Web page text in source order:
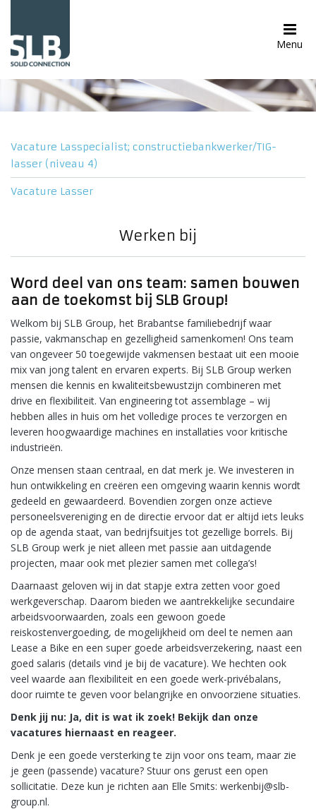
Vacature Lasspecialist; constructiebankwerker/TIG-
lasser (niveau 4)
Vacature Lasser
Werken bij
Word deel van ons team: samen bouwen
aan de toekomst bij SLB Group!
Welkom bij SLB Group, het Brabantse familiebedrijf waar
passie, vakmanschap en gezelligheid samenkomen! Ons team
van ongeveer 50 toegewijde vakmensen bestaat uit een mooie
mix van jong talent en ervaren experts. Bij SLB Group werken
mensen die kennis en kwaliteitsbewustzijn combineren met
drive en flexibiliteit. Van engineering tot assemblage – wij
hebben alles in huis om het volledige proces te verzorgen en
leveren hoogwaardige machines en installaties voor kritische
industrieën.
Onze mensen staan centraal, en dat merk je. We investeren in
hun ontwikkeling en creëren een omgeving waarin kennis wordt
gedeeld en gewaardeerd. Bovendien zorgen onze actieve
personeelsvereniging en de directie ervoor dat er altijd iets leuks
op de agenda staat, van bedrijfsuitjes tot gezellige borrels. Bij
SLB Group werk je niet alleen met passie aan uitdagende
projecten, maar ook met plezier samen met collega’s!
Daarnaast geloven wij in dat stapje extra zetten voor goed
werkgeverschap. Daarom bieden we aantrekkelijke secundaire
arbeidsvoorwaarden, zoals een gewoon goede
reiskostenvergoeding, de mogelijkheid om deel te nemen aan
Lease a Bike en een super goede arbeidsverzekering, naast een
goed salaris (details vind je bij de vacature). We hechten ook
veel waarde aan flexibiliteit en een goede werk-privébalans,
door ruimte te geven voor belangrijke en onvoorziene situaties.
Denk jij nu: Ja, dit is wat ik zoek! Bekijk dan onze
vacatures hiernaast en reageer.
Denk je een goede versterking te zijn voor ons team, maar zie
je geen (passende) vacature? Stuur ons gerust een open
sollicitatie. Deze kun je richten aan Elle Smits: werkenbij@slb-
group.nl.
Menu